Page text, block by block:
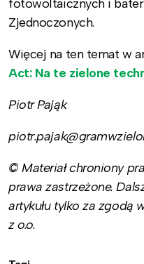
fotowoltaicznych i
Zjednoczonych.
Więcej na ten temat w
Act: Na te zielone
Piotr Pająk
© Materiał chroniony
prawa zastrzeżone.
artykułu tylko za zgodą
z o.o.